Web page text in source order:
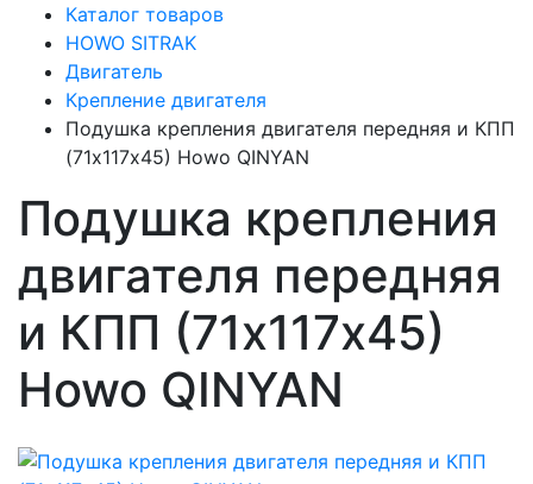
Каталог товаров
HOWO SITRAK
Двигатель
Крепление двигателя
Подушка крепления двигателя передняя и КПП
(71х117х45) Howo QINYAN
Подушка крепления
двигателя передняя
и КПП (71х117х45)
Howo QINYAN